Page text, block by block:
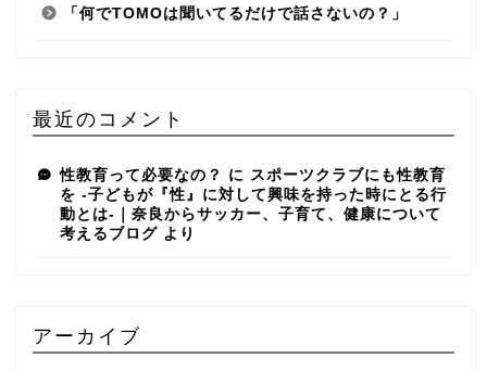
「何でTOMOは聞いてるだけで話さないの？」
最近のコメント
性教育って必要なの？ に スポーツクラブにも性教育
を -子どもが『性』に対して興味を持った時にとる行
動とは-｜奈良からサッカー、子育て、健康について
考えるブログ より
アーカイブ